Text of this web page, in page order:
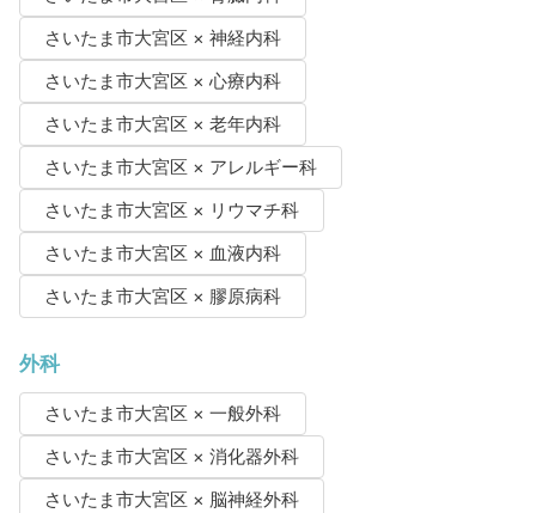
さいたま市大宮区 × 神経内科
さいたま市大宮区 × 心療内科
さいたま市大宮区 × 老年内科
さいたま市大宮区 × アレルギー科
さいたま市大宮区 × リウマチ科
さいたま市大宮区 × 血液内科
さいたま市大宮区 × 膠原病科
外科
さいたま市大宮区 × 一般外科
さいたま市大宮区 × 消化器外科
さいたま市大宮区 × 脳神経外科